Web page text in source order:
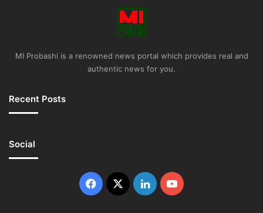
MI Probashi is a renowned news portal which provides real and
authentic news for you.
Recent Posts
Social
Facebook
X LinkedInYouTube